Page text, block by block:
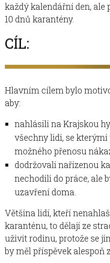
každý kalendářní den, ale
10 dnů karantény.
CÍL:
Hlavním cílem bylo
aby:
nahlásili na Krajskou
všechny lidi, se
možného přenosu
dodržovali nařízenou
nechodili do práce, ale
uzavření doma.
Většina lidí, kteří
karanténu, to dělají ze
uživit rodinu, protože se
by měl příspěvek alespoň